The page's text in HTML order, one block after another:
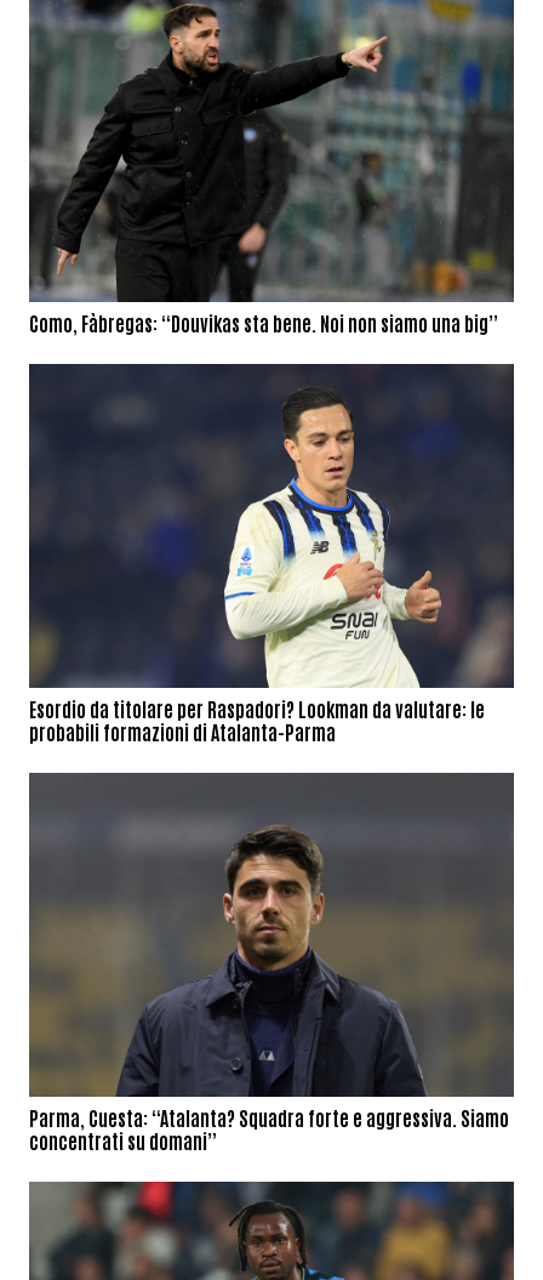
Como, Fàbregas: “Douvikas sta bene. Noi non siamo una big”
Esordio da titolare per Raspadori? Lookman da valutare: le
probabili formazioni di Atalanta-Parma
Parma, Cuesta: “Atalanta? Squadra forte e aggressiva. Siamo
concentrati su domani”